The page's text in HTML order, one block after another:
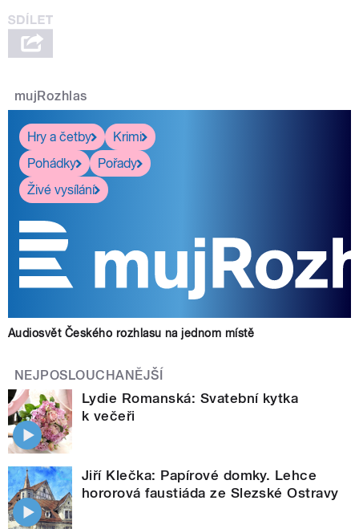
mujRozhlas
Hry a četby
Krimi
Pohádky
Pořady
Živé vysílání
Audiosvět Českého rozhlasu na jednom místě
NEJPOSLOUCHANĚJŠÍ
Lydie Romanská: Svatební kytka
k večeři
Jiří Klečka: Papírové domky. Lehce
hororová faustiáda ze Slezské Ostravy